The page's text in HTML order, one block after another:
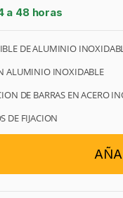
a 48 horas
DE ALUMINIO
ALUMINIO INOXIDABLE
DE BARRAS EN ACERO
DE FIJACION